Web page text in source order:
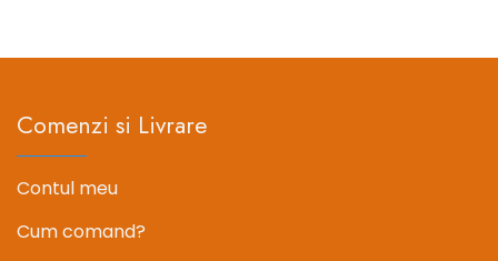
Comenzi si Livrare
Contul meu
Cum comand?